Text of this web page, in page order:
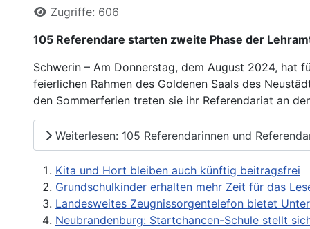
Zugriffe: 606
105 Referendare starten zweite Phase der
Schwerin – Am Donnerstag, dem August 2024, hat
feierlichen Rahmen des Goldenen Saals des
den Sommerferien treten sie ihr Referendariat an
Weiterlesen: 105 Referendarinnen und
Kita und Hort bleiben auch künftig beitragsfrei
Grundschulkinder erhalten mehr Zeit für das
Landesweites Zeugnissorgentelefon bietet
Neubrandenburg: Startchancen-Schule stellt